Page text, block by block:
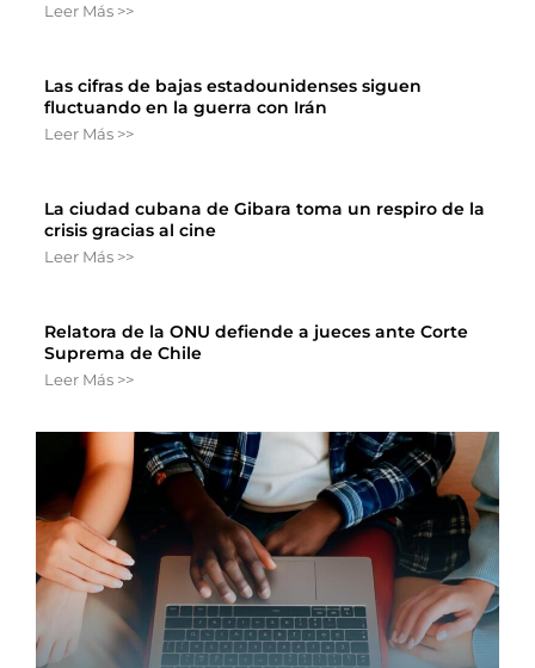
Leer Más >>
Las cifras de bajas estadounidenses siguen
fluctuando en la guerra con Irán
Leer Más >>
La ciudad cubana de Gibara toma un respiro de la
crisis gracias al cine
Leer Más >>
Relatora de la ONU defiende a jueces ante Corte
Suprema de Chile
Leer Más >>